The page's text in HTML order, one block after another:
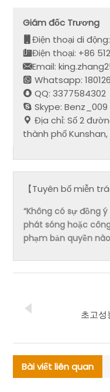
Giám đốc Trương
Điện thoại di
Điện thoại: +86
Email:
Whatsapp:
QQ: 3377584302
Skype: Benz_009
Địa chỉ: Số 2
thành phố
【Tuyên bố miễn
“Không có sự đồng
phát sóng hoặc
phạm bản quyền
초고성
Bài viết liên quan